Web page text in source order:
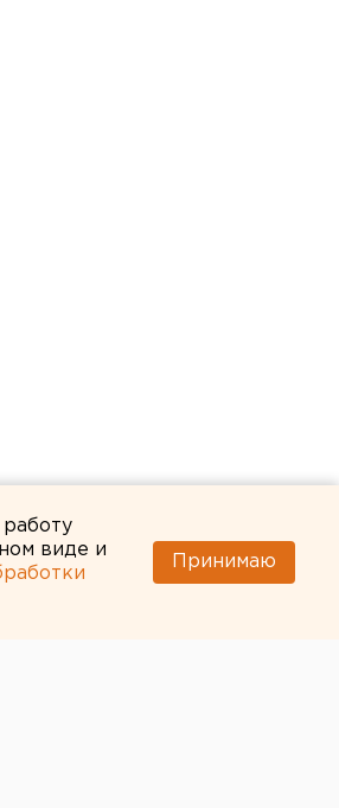
виде и
Принимаю